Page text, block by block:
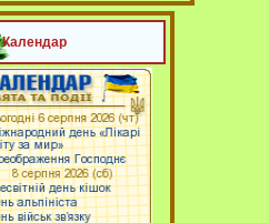
Календар